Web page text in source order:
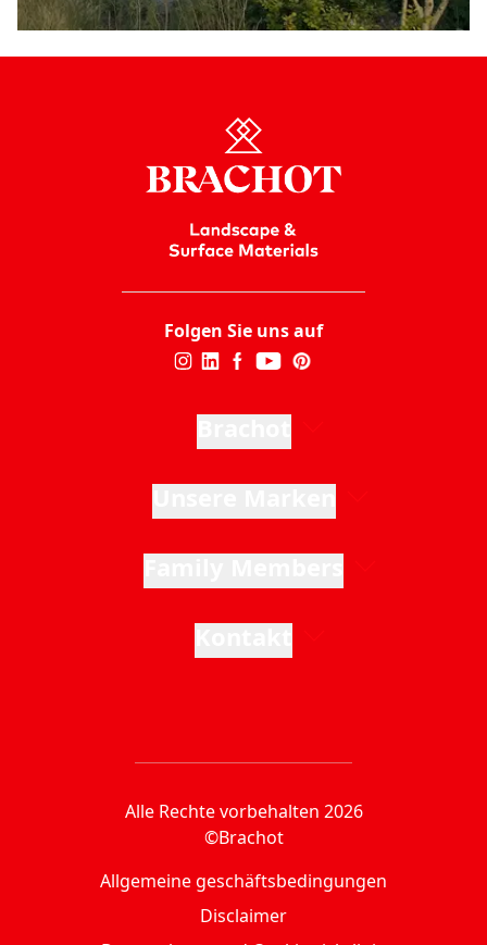
Folgen Sie uns auf
Alle Rechte vorbehalten 2026
©Brachot
Allgemeine geschäftsbedingungen
Disclaimer